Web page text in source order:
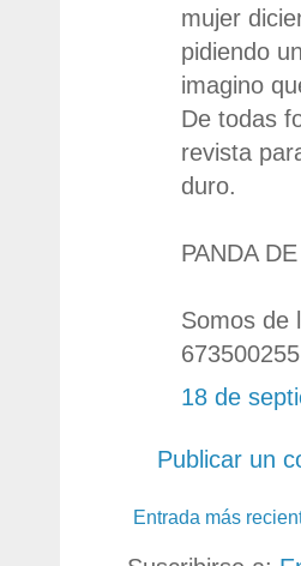
mujer
pidiendo
imagino
De todas
revista
duro.
PANDA
Somos de
673500255
18 de
Publicar un
Entrada más